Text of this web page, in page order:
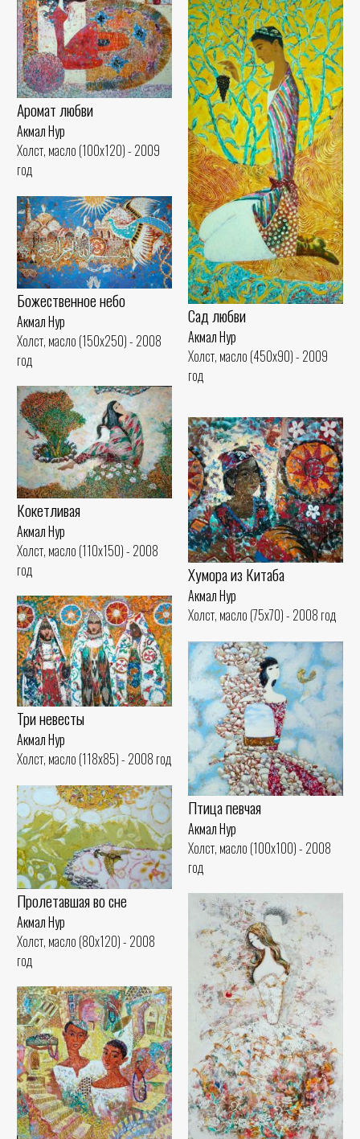
Аромат любви
Акмал Нур
Холст, масло (100x120) - 2009
год
Сад любви
Акмал Нур
Холст, масло (450x90) - 2009
год
Божественное небо
Акмал Нур
Холст, масло (150x250) - 2008
год
Кокетливая
Акмал Нур
Холст, масло (110x150) - 2008
год
Хумора из Китаба
Акмал Нур
Холст, масло (75x70) - 2008 год
Три невесты
Акмал Нур
Холст, масло (118x85) - 2008 год
Птица певчая
Акмал Нур
Холст, масло (100x100) - 2008
год
Пролетавшая во сне
Акмал Нур
Холст, масло (80x120) - 2008
год